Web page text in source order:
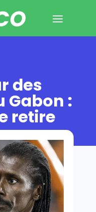
des
Gabon :
retire